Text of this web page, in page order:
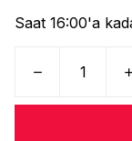
Saat 16:00'a